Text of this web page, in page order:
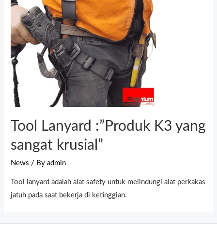
Tool Lanyard :”Produk K3 yang
sangat krusial”
News / Byadmin
Tool lanyard adalah alat safety untuk melindungi alat perkakas
jatuh pada saat bekerja di ketinggian.